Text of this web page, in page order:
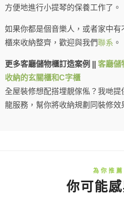
方便地進行小提琴的保養工作了。
如果你都是個音樂人，或者家中
櫃來收納整齊，歡迎與我們聯系 。
更多客廳儲物櫃訂造案例 || 客廳儲
收納的玄關櫃和C字櫃
全屋裝修想配搭埋靚傢俬？我哋
龍服務，幫你將收納規劃同裝修效
你可能